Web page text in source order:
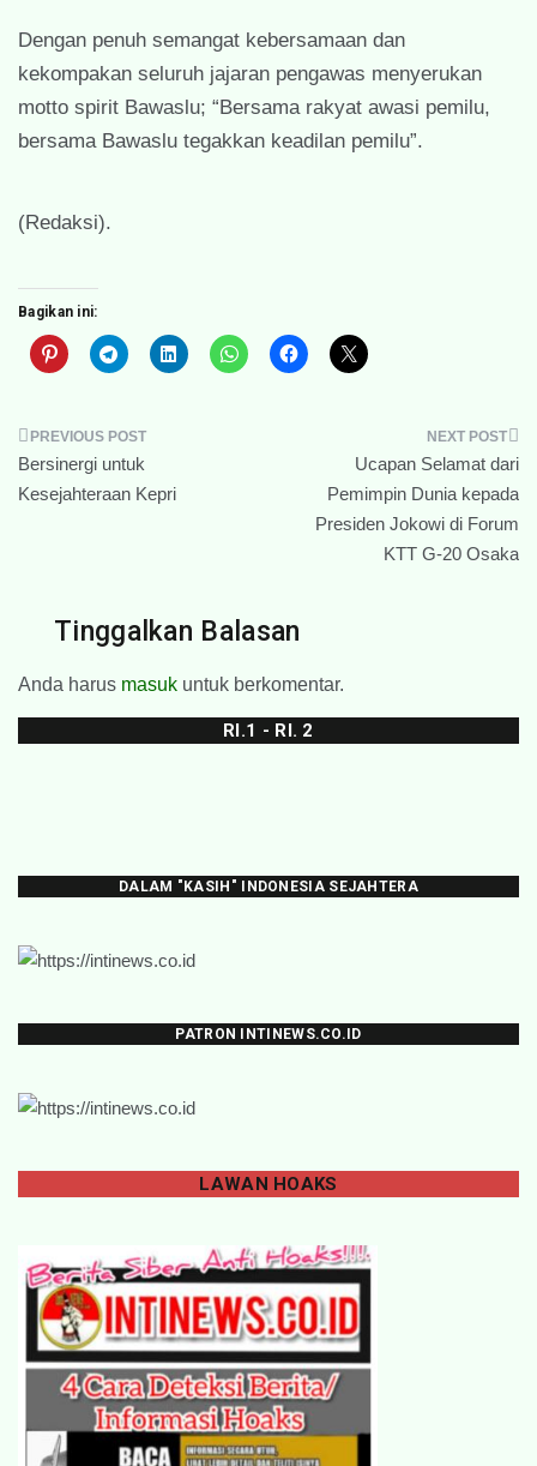
Dengan penuh semangat kebersamaan dan
kekompakan seluruh jajaran pengawas menyerukan
motto spirit Bawaslu; “Bersama rakyat awasi pemilu,
bersama Bawaslu tegakkan keadilan pemilu”.
(Redaksi).
Bagikan ini:
Navigasi
pos
Bersinergi untuk
Kesejahteraan Kepri
Ucapan Selamat dari
Pemimpin Dunia kepada
Presiden Jokowi di Forum
KTT G-20 Osaka
Tinggalkan Balasan
Anda harus masuk untuk berkomentar.
RI.1 - RI. 2
DALAM "KASIH" INDONESIA SEJAHTERA
PATRON INTINEWS.CO.ID
LAWAN HOAKS